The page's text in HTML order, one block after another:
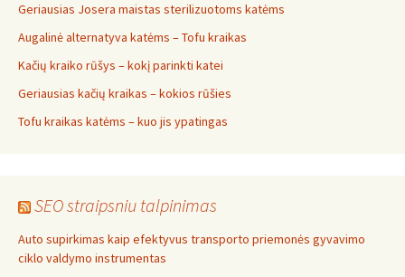
Geriausias Josera maistas sterilizuotoms katėms
Augalinė alternatyva katėms – Tofu kraikas
Kačių kraiko rūšys – kokį parinkti katei
Geriausias kačių kraikas – kokios rūšies
Tofu kraikas katėms – kuo jis ypatingas
SEO straipsniu talpinimas
Auto supirkimas kaip efektyvus transporto priemonės gyvavimo
ciklo valdymo instrumentas